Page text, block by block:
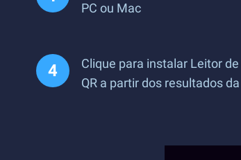
PC ou Mac
Clique para instalar Leitor
QR a partir dos resultados